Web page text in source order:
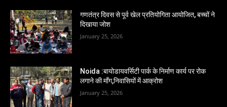
गणतंत्र दिवस से पूर्व खेल प्रतियोगिता आयोजित, बच्चों ने
दिखाया जोश
January 25, 2026
Noida :बायोडायवर्सिटी पार्क के निर्माण कार्य पर रोक
लगाने की माँग,निवासियों में आक्रोश
January 25, 2026